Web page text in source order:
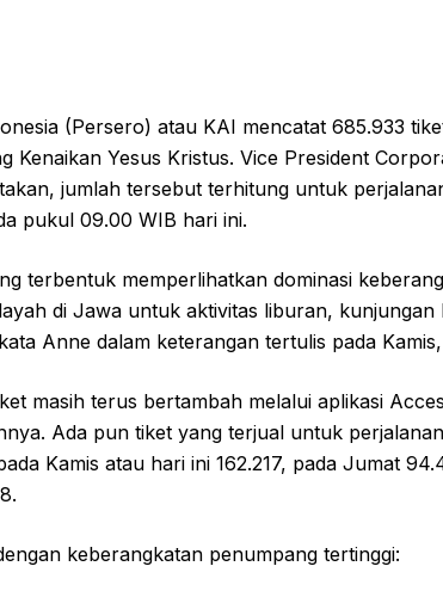
(Persero) atau KAI mencatat 685.933
Kenaikan Yesus Kristus. Vice President
jumlah tersebut terhitung untuk
pukul 09.00 WIB hari ini.
terbentuk memperlihatkan dominasi
di Jawa untuk aktivitas liburan,
Anne dalam keterangan tertulis pada
masih terus bertambah melalui aplikasi
Ada pun tiket yang terjual untuk
Kamis atau hari ini 162.217, pada Jumat
keberangkatan penumpang tertinggi: